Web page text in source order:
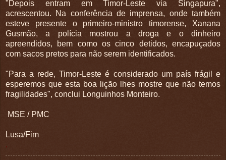
"Depois entram em Timor-Leste via Singapura",
acrescentou. Na conferência de imprensa, onde também
esteve presente o primeiro-ministro timorense, Xanana
Gusmão, a polícia mostrou a droga e o dinheiro
apreendidos, bem como os cinco detidos, encapuçados
com sacos pretos para não serem identificados.
"Para a rede, Timor-Leste é considerado um país frágil e
esperemos que esta boa lição lhes mostre que não temos
fragilidades", conclui Longuinhos Monteiro.
MSE / PMC
Lusa/Fim
.